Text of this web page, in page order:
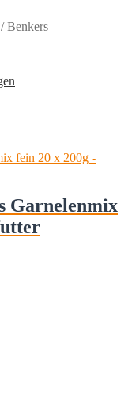
/Benkers
Garnelenmix